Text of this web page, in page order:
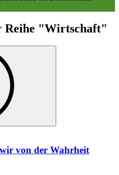
Reihe "Wirtschaft"
von der Wahrheit